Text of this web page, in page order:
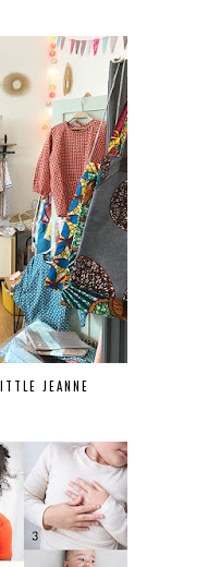
JEANNE